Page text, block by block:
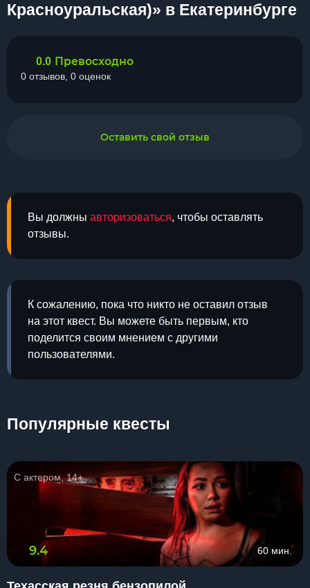
Красноуральская)» в Екатеринбурге
Вы должны авторизоваться, чтобы оставлять
отзывы.
К сожалению, пока что никто не оставил отзыв
на этот квест. Вы можете быть первым, кто
поделится своим мнением с другими
пользователями.
0.0 Превосходно
0 отзывов, 0 оценок
Оставить свой отзыв
Популярные квесты
С актером, 14+
9.4 60 мин.